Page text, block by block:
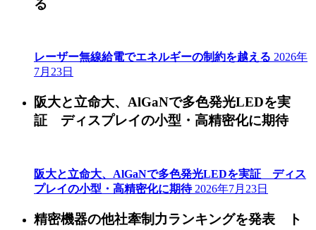
る
レーザー無線給電でエネルギーの制約を越える 2026年
7月23日
阪大と立命大、AlGaNで多色発光LEDを実
証 ディスプレイの小型・高精密化に期待
阪大と立命大、AlGaNで多色発光LEDを実証 ディス
プレイの小型・高精密化に期待 2026年7月23日
精密機器の他社牽制力ランキングを発表 ト